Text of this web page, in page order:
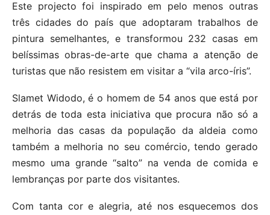
Este projecto foi inspirado em pelo menos outras
três cidades do país que adoptaram trabalhos de
pintura semelhantes, e transformou 232 casas em
belíssimas obras-de-arte que chama a atenção de
turistas que não resistem em visitar a “vila arco-íris”.
Slamet Widodo, é o homem de 54 anos que está por
detrás de toda esta iniciativa que procura não só a
melhoria das casas da população da aldeia como
também a melhoria no seu comércio, tendo gerado
mesmo uma grande “salto” na venda de comida e
lembranças por parte dos visitantes.
Com tanta cor e alegria, até nos esquecemos dos